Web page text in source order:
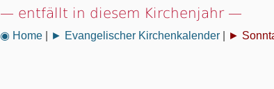
— entfällt in diesem Kirchenjahr —
◉ Home ► Evangelischer Kirchenkalender ►